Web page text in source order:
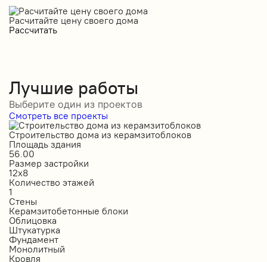
Расчитайте цену своего дома
Рассчитать
Лучшие работы
Выберите один из проектов
Смотреть все проекты
Строительство дома из керамзитоблоков
Площадь здания
56.00
Размер застройки
12х8
Количество этажей
1
Стены
Керамзитобетонные блоки
Облицовка
Штукатурка
Фундамент
Монолитный
Кровля